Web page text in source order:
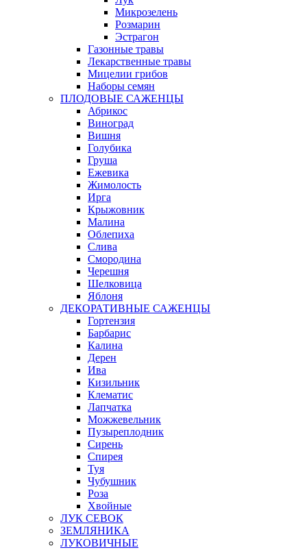
Микрозелень
Розмарин
Эстрагон
Газонные травы
Лекарственные травы
Мицелии грибов
Наборы семян
ПЛОДОВЫЕ САЖЕНЦЫ
Абрикос
Виноград
Вишня
Голубика
Груша
Ежевика
Жимолость
Ирга
Крыжовник
Малина
Облепиха
Слива
Смородина
Черешня
Шелковица
Яблоня
ДЕКОРАТИВНЫЕ САЖЕНЦЫ
Гортензия
Барбарис
Калина
Дерен
Ива
Кизильник
Клематис
Лапчатка
Можжевельник
Пузыреплодник
Сирень
Спирея
Туя
Чубушник
Роза
Хвойные
ЛУК СЕВОК
ЗЕМЛЯНИКА
ЛУКОВИЧНЫЕ